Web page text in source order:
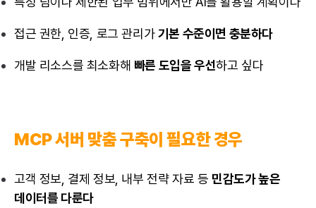
접근 권한, 인증, 로그 관리가기본 수준이면 충분하다
개발 리소스를 최소화해 빠른 도입을 우선하고 싶다
MCP 서버 맞춤 구축이 필요한 경우
고객 정보, 결제 정보, 내부 전략 자료 등 민감도가 높은
데이터를 다룬다